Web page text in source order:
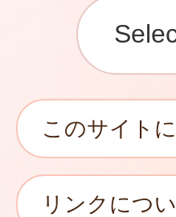
このサイト
リンクにつ